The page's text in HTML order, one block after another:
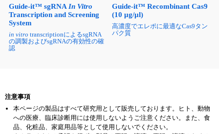
Guide-it™ sgRNA In Vitro
Transcription and Screening
System
in vitro transcriptionによるsgRNA
の調製およびsgRNAの有効性の確
認
Guide-it™ Recombinant Cas9
(10 μg/μl)
高濃度でエレポに最適なCas9タン
パク質
注意事項
本ページの製品はすべて研究用として販売しております。ヒト、動物
への医療、臨床診断用には使用しないようご注意ください。また、食
品、化粧品、家庭用品等として使用しないでください。